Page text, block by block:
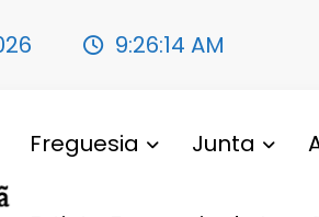
9:26:16 AM
Freguesia Junta